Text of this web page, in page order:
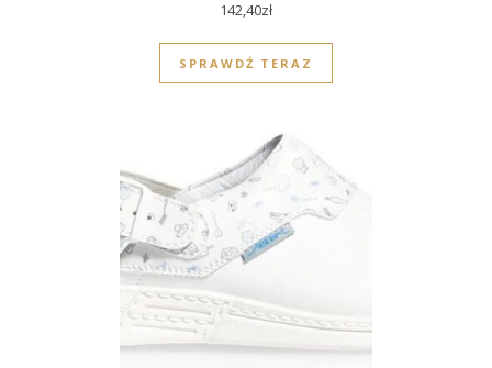
142,40zł
SPRAWDŹ TERAZ